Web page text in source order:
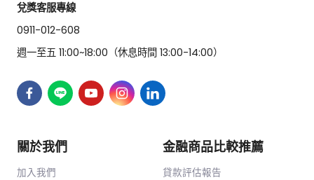
兌獎客服專線
0911-012-608
週一至五 11:00~18:00（休息時間 13:00-14:00）
關於我們
加入我們
金融商品比較推薦
貸款評估報告